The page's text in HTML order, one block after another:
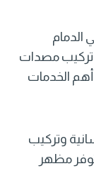
مصدات
الخدمات
وتركيب
توفر مظهر